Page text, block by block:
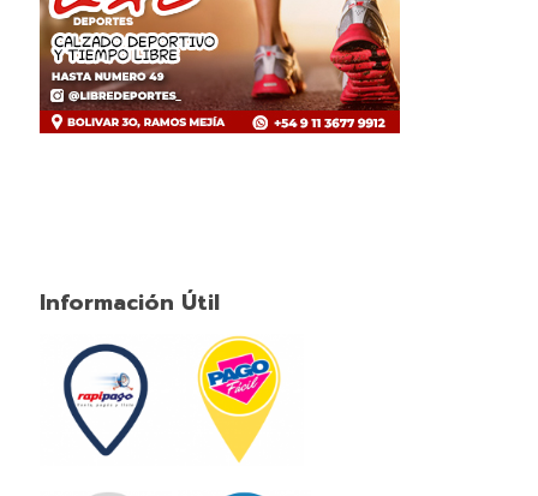
Información Útil